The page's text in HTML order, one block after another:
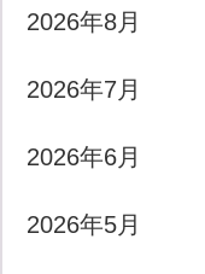
2026年8月
2026年7月
2026年6月
2026年5月